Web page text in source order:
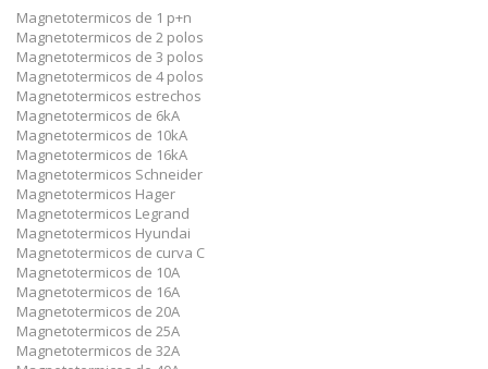
Magnetotermicos de 1 p+n
Magnetotermicos de 2 polos
Magnetotermicos de 3 polos
Magnetotermicos de 4 polos
Magnetotermicos estrechos
Magnetotermicos de 6kA
Magnetotermicos de 10kA
Magnetotermicos de 16kA
Magnetotermicos Schneider
Magnetotermicos Hager
Magnetotermicos Legrand
Magnetotermicos Hyundai
Magnetotermicos de curva C
Magnetotermicos de 10A
Magnetotermicos de 16A
Magnetotermicos de 20A
Magnetotermicos de 25A
Magnetotermicos de 32A